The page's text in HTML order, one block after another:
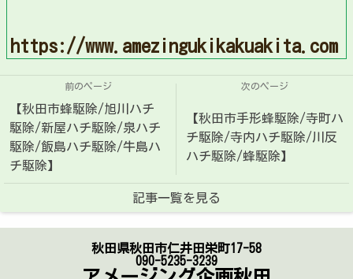
https://www.amezingukikakuakita.com
前のページ
【秋田市蜂駆除/旭川ハチ
駆除/新屋ハチ駆除/泉ハチ
駆除/飯島ハチ駆除/牛島ハ
チ駆除】
次のページ
【秋田市手形蜂駆除/寺町ハ
チ駆除/寺内ハチ駆除/川反
ハチ駆除/蜂駆除】
記事一覧を見る
秋田県秋田市仁井田栄町17-58
090-5235-3239